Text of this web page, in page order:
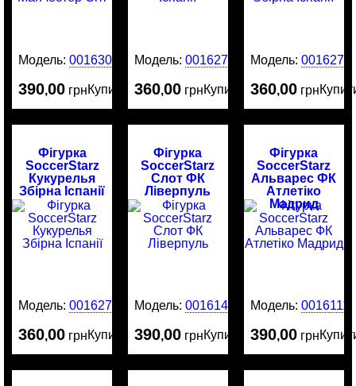
Модель:0016303
390,00 грнКупити
Модель:0016275
360,00 грнКупити
Модель: 0016274
360,00 грн
Фігурка
SoccerStarz
Кукурелья
Збірна Іспанії
Модель:0016273
360,00 грнКупити
Фігурка
SoccerStarz
Слот ФК
Ліверпуль
Модель:0016141
390,00 грнКупити
Фігурка
SoccerStarz
Альварес ФК
Атлетіко
Мадрид
Модель: 0016111
390,00 грн